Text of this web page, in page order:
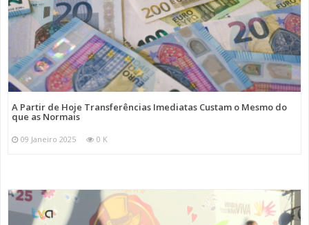
A Partir de Hoje Transferências Imediatas Custam o Mesmo do
que as Normais
09 Janeiro 2025 0 K